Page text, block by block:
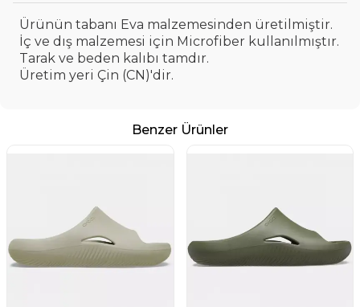
Ürünün tabanı Eva malzemesinden üretilmiştir.
İç ve dış malzemesi için Microfiber kullanılmıştır.
Tarak ve beden kalıbı tamdır.
Üretim yeri Çin (CN)'dir.
Benzer Ürünler